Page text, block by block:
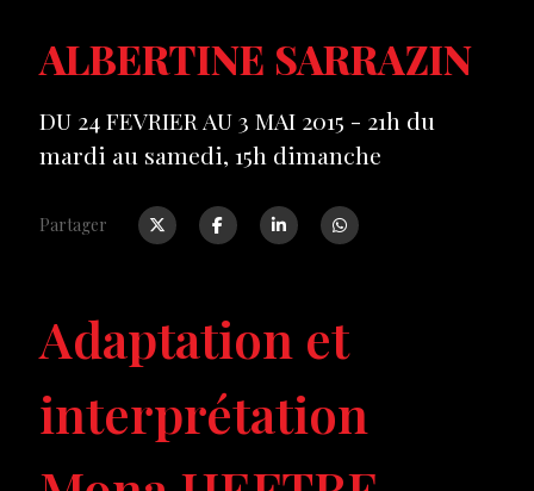
ALBERTINE SARRAZIN
DU 24 FEVRIER AU 3 MAI 2015 - 21h du
mardi au samedi, 15h dimanche
Partager
Adaptation et
interprétation